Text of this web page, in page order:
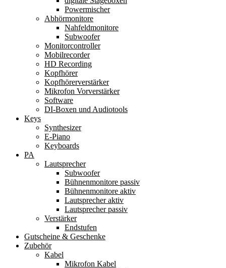
Powermischer
Abhörmonitore
Nahfeldmonitore
Subwoofer
Monitorcontroller
Mobilrecorder
HD Recording
Kopfhörer
Kopfhörerverstärker
Mikrofon Vorverstärker
Software
DI-Boxen und Audiotools
Keys
Synthesizer
E-Piano
Keyboards
PA
Lautsprecher
Subwoofer
Bühnenmonitore passiv
Bühnenmonitore aktiv
Lautsprecher aktiv
Lautsprecher passiv
Verstärker
Endstufen
Gutscheine & Geschenke
Zubehör
Kabel
Mikrofon Kabel